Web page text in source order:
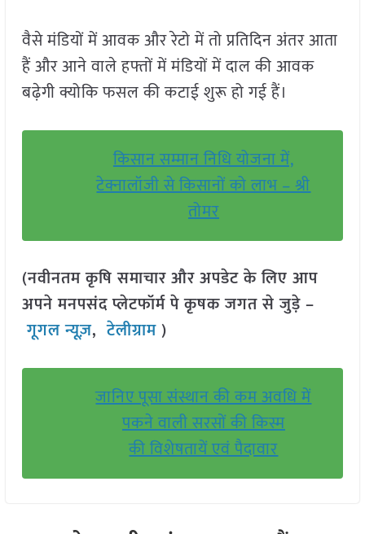
वैसे मंडियों में आवक और रेटो में तो प्रतिदिन अंतर आता
हैं और आने वाले हफ्तों में मंडियों में दाल की आवक
बढ़ेगी क्योकि फसल की कटाई शुरू हो गई हैं।
किसान सम्मान निधि योजना में,
टेक्नालॉजी से किसानों को लाभ – श्री
तोमर
(नवीनतम कृषि समाचार और अपडेट के लिए आप
अपने मनपसंद प्लेटफॉर्म पे कृषक जगत से जुड़े –
गूगल न्यूज़,टेलीग्राम )
जानिए पूसा संस्थान की कम अवधि में
पकने वाली सरसों की किस्म
की विशेषतायें एवं पैदावार